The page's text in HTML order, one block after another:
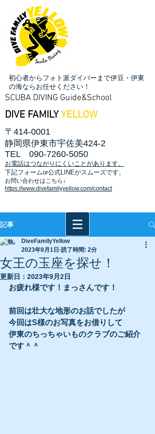
初心者からフォト派ダイバーまで伊豆・伊東
の海ならお任せください！
SCUBA DIVING Guide&School
DIVE FAMILY YELLOW
〒414-0001
静岡県伊東市宇佐美424-2
TEL 090-7260-5050
お電話はつながりにくいことがあります。
​下記フォームor公式LINEがスムーズです。
お問い合わせはこちら↓
https://www.divefamilyyellow.com/contact
記事
女王の玉座を探せ！
DiveFamilyYellow
2023年9月1日 読了時間: 2分
更新日： 2023年9月2日
お疲れ様です！まっさんです！
前回は壮大な地形のお話でしたが
今回はS様のお写真をお借りして
伊東のちっちゃいものクラブのご紹介
です＾＾